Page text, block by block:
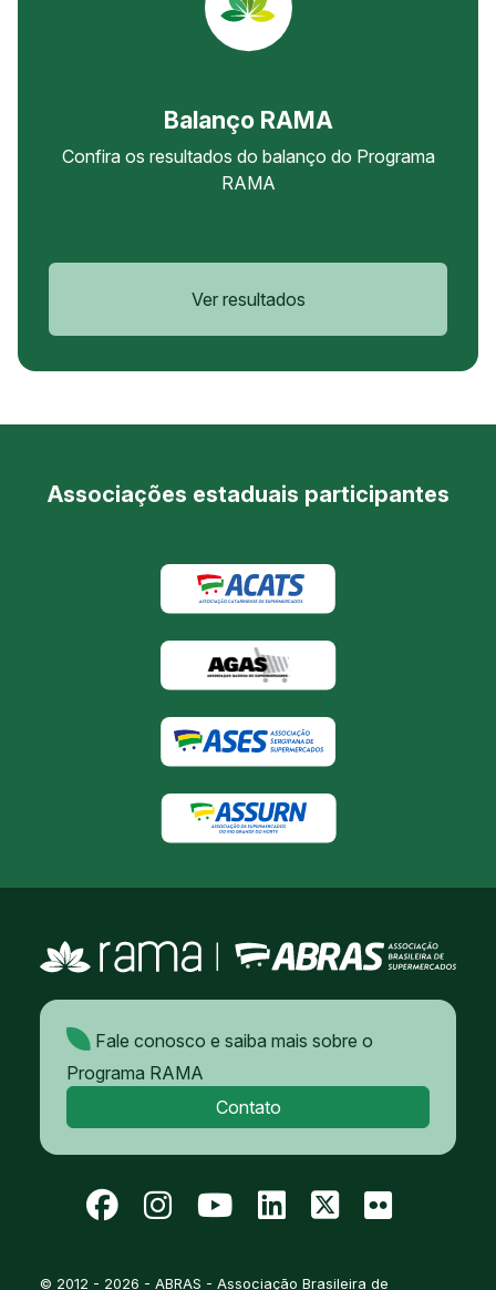
Balanço RAMA
Confira os resultados do balanço do Programa
RAMA
Ver resultados
Associações estaduais participantes
Fale conosco e saiba mais sobre o
Programa RAMA
Contato
© 2012 - 2026 - ABRAS - Associação Brasileira de